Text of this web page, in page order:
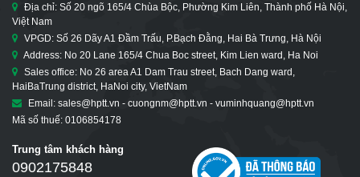
Địa chỉ: Số 20 ngõ 165/4 Chùa Bộc, Phường Kim Liên, Thành phố Hà Nội,
Việt Nam
VPGD: Số 26 Dãy A1 Đầm Trấu, P.Bạch Đằng, Hai Bà Trưng, Hà Nội
Address: No 20 Lane 165/4 Chua Boc street, Kim Lien ward, Ha Noi
Sales office: No 26 area A1 Dam Trau street, Bach Dang ward,
HaiBaTrung district, HaNoi city, VietNam
Email: sales@hptt.vn - cuongnm@hptt.vn - vuminhquang@hptt.vn
Mã số thuế: 0106854178
Trung tâm khách hàng
0902175848